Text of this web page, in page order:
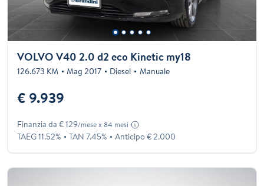
VOLVO V40 2.0 d2 eco Kinetic my18
126.673 KM Mag 2017 Diesel Manuale
€ 9.939
Finanzia da € 129/mese x 84 mesi
TAEG 11.52% TAN 7.45% Anticipo € 2.000